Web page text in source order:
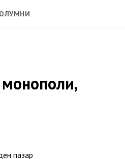
монополи,